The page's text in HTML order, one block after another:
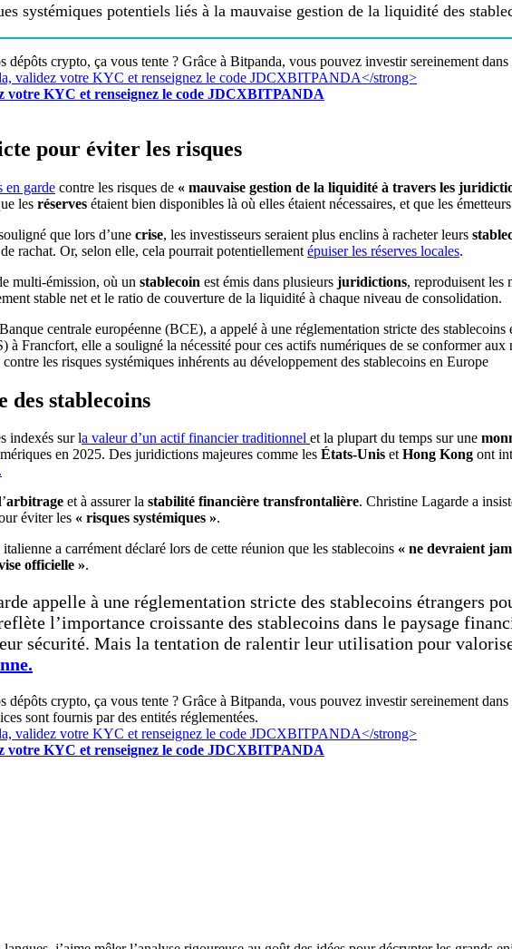
systémiques potentiels liés à la mauvaise gestion de la liquidité des
crypto, ça vous tente ? Grâce à Bitpanda, vous pouvez investir sereinement
votre KYC et renseignez le code JDCXBITPANDA
pour éviter les risques
en garde contre les risques de « mauvaise gestion de la liquidité à travers les
les réserves étaient bien disponibles là où elles étaient nécessaires, et que les
que lors d’une crise, les investisseurs seraient plus enclins à racheter leurs
rachat. Or, selon elle, cela pourrait potentiellement épuiser les réserves locales.
multi-émission, où un stablecoin est émis dans plusieurs juridictions, reproduisent les
stable net et le ratio de couverture de la liquidité à chaque niveau de consolidation.
les risques systémiques inhérents au développement des stablecoins en Europe
des stablecoins
indexés sur la valeur d’un actif financier traditionnel et la plupart du temps sur une
en 2025. Des juridictions majeures comme les États-Unis etHong Kong ont
arbitrage et à assurer la stabilité financière transfrontalière. Christine Lagarde a
éviter les « risques systémiques ».
a carrément déclaré lors de cette réunion que les stablecoins « ne devraient
officielle ».
appelle à une réglementation stricte des stablecoins étrangers
l’importance croissante des stablecoins dans le paysage
sécurité. Mais la tentation de ralentir leur utilisation pour
crypto, ça vous tente ? Grâce à Bitpanda, vous pouvez investir sereinement
sont fournis par des entités réglementées.
votre KYC et renseignez le code JDCXBITPANDA